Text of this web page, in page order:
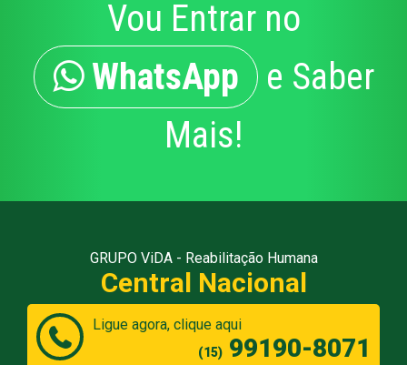
Vou Entrar no
WhatsApp e Saber
Mais!
GRUPO ViDA - Reabilitação Humana
Central Nacional
Ligue agora, clique aqui
(15) 99190-8071